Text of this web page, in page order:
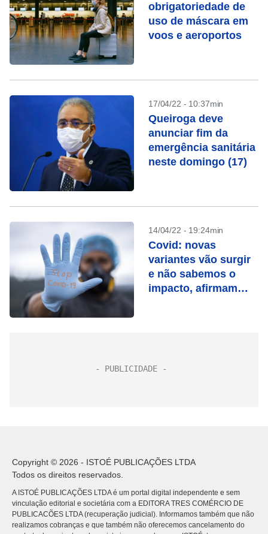
obrigatoriedade de
uso de máscara em
voos e aeroportos
17/04/22 - 10:37min
Queiroga deve
anunciar fim da
emergência sanitária
neste domingo (17)
14/04/22 - 19:24min
Covid: novas
variantes vão surgir
e não sabemos o
impacto, afirmam
Copyright © 2026 - ISTOÉ PUBLICAÇÕES LTDA
Todos os direitos reservados.
A ISTOÉ PUBLICAÇÕES LTDA é um portal digital independente e sem
vinculação editorial e societária com a EDITORA TRES COMÉRCIO DE
PUBLICACÕES LTDA (recuperação judicial). Informamos também que não
realizamos cobranças e que também não oferecemos cancelamento do